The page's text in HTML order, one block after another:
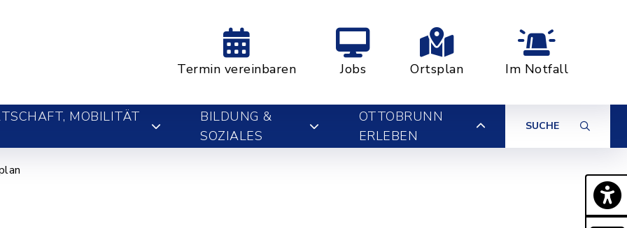
Termin vereinbaren Jobs Ortsplan Im Notfall
MOBILITÄT
BILDUNG &
SOZIALES
OTTOBRUNN
ERLEBEN
SUCHE